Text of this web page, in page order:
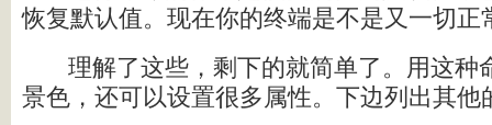
恢复默认值。现在你的终端是不是又一切正
理解了这些，剩下的就简单了。用这种
景色，还可以设置很多属性。下边列出其他